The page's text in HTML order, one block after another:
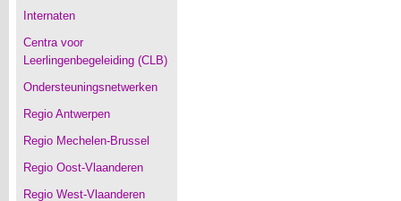
Internaten
Centra voor
Leerlingenbegeleiding (CLB)
Ondersteuningsnetwerken
Regio Antwerpen
Regio Mechelen-Brussel
Regio Oost-Vlaanderen
Regio West-Vlaanderen